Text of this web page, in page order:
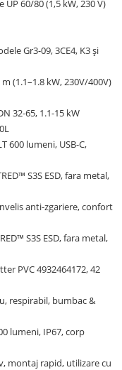
60/80 (1,5 kW, 230 V)
Gr3-09, 3CE4, K3 și
(1.1–1.8 kW, 230V/400V)
32-65, 1.1-15 kW
600 lumeni, USB-C,
S3S ESD, fara metal,
anti-zgariere, confort
S3S ESD, fara metal,
PVC 4932464172, 42
respirabil, bumbac &
lumeni, IP67, corp
montaj rapid, utilizare cu